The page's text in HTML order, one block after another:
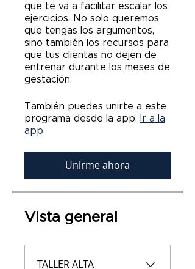
que te va a facilitar escalar los
ejercicios. No solo queremos
que tengas los argumentos,
sino también los recursos para
que tus clientas no dejen de
entrenar durante los meses de
gestación.
También puedes unirte a este
programa desde la app.
Ir a la
app
Unirme ahora
Vista general
TALLER ALTA